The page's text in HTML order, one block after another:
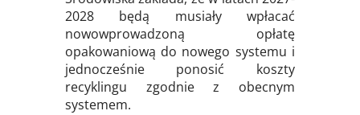
2028 będą musiały wpłacać
nowowprowadzoną opłatę
opakowaniową do nowego systemu i
jednocześnie ponosić koszty
recyklingu zgodnie z obecnym
systemem.